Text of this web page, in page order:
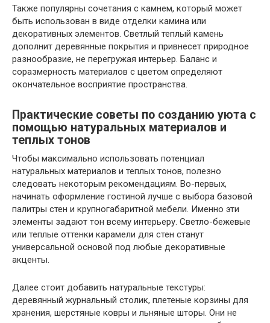
Также популярны сочетания с камнем, который может
быть использован в виде отделки камина или
декоративных элементов. Светлый теплый камень
дополнит деревянные покрытия и привнесет природное
разнообразие, не перегружая интерьер. Баланс и
соразмерность материалов с цветом определяют
окончательное восприятие пространства.
Практические советы по созданию уюта с
помощью натуральных материалов и
теплых тонов
Чтобы максимально использовать потенциал
натуральных материалов и теплых тонов, полезно
следовать некоторым рекомендациям. Во-первых,
начинать оформление гостиной лучше с выбора базовой
палитры стен и крупногабаритной мебели. Именно эти
элементы задают тон всему интерьеру. Светло-бежевые
или теплые оттенки карамели для стен станут
универсальной основой под любые декоративные
акценты.
Далее стоит добавить натуральные текстуры:
деревянный журнальный столик, плетеные корзины для
хранения, шерстяные ковры и льняные шторы. Они не